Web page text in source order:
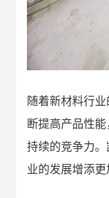
随着新材料行业
断提高产品性能
持续的竞争力。
业的发展增添更